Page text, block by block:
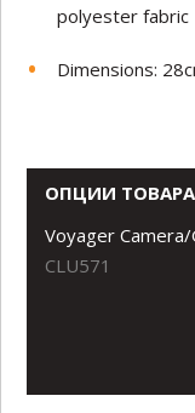
polyester fabric
Dimensions:
ОПЦИИ ТОВАРА
Voyager
CLU571